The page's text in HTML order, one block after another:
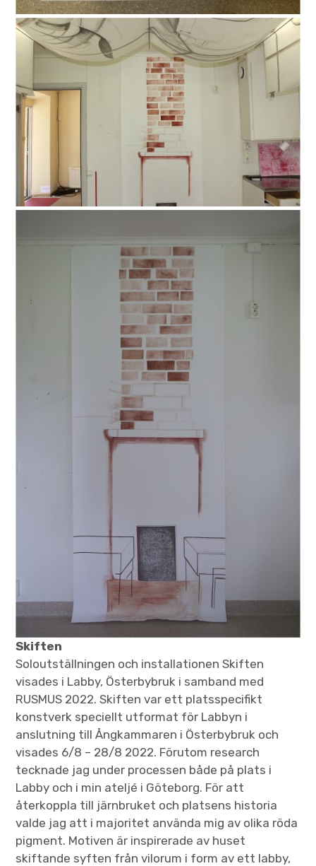
Skiften
Soloutställningen och installationen Skiften
visades i Labby, Österbybruk i samband med
RUSMUS 2022. Skiften var ett platsspecifikt
konstverk speciellt utformat för Labbyn i
anslutning till Ångkammaren i Österbybruk och
visades 6/8 – 28/8 2022. Förutom research
tecknade jag under processen både på plats i
Labby och i min ateljé i Göteborg. För att
återkoppla till järnbruket och platsens historia
valde jag att i majoritet använda mig av olika röda
pigment. Motiven är inspirerade av huset
skiftande syften från vilorum i form av ett labby,